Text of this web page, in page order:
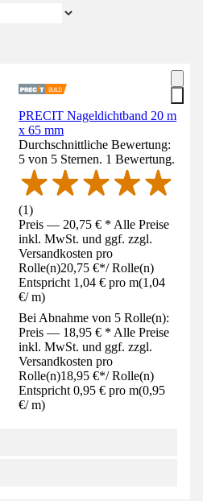
PRECIT Nageldichtband 20 m
x 65 mm
Durchschnittliche Bewertung:
5 von 5 Sternen. 1 Bewertung.
(1)
Preis — 20,75 € * Alle Preise
inkl. MwSt. und ggf. zzgl.
Versandkosten pro
Rolle(n)20,75 €*/ Rolle(n)
Entspricht 1,04 € pro m(1,04
€/ m)
Bei Abnahme von 5 Rolle(n):
Preis — 18,95 € * Alle Preise
inkl. MwSt. und ggf. zzgl.
Versandkosten pro
Rolle(n)18,95 €*/ Rolle(n)
Entspricht 0,95 € pro m(0,95
€/ m)